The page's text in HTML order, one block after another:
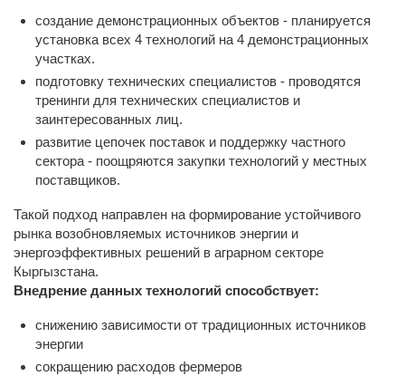
создание демонстрационных объектов - планируется
установка всех 4 технологий на 4 демонстрационных
участках.
подготовку технических специалистов - проводятся
тренинги для технических специалистов и
заинтересованных лиц.
развитие цепочек поставок и поддержку частного
сектора - поощряются закупки технологий у местных
поставщиков.
Такой подход направлен на формирование устойчивого
рынка возобновляемых источников энергии и
энергоэффективных решений в аграрном секторе
Кыргызстана.
Внедрение данных технологий способствует:
снижению зависимости от традиционных источников
энергии
сокращению расходов фермеров